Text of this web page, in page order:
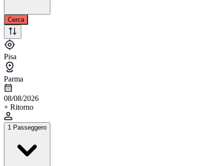
Cerca
Pisa
Parma
08/08/2026
+ Ritorno
1 Passeggero